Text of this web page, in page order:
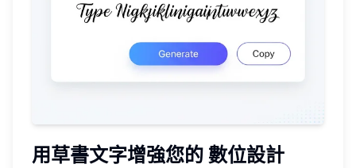
用草書文字增強您的 數位設計